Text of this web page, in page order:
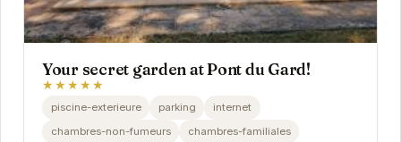
Your secret garden at Pont du Gard!
★★★★★
piscine-exterieure parking
internet
chambres-non-fumeurs
chambres-familiales